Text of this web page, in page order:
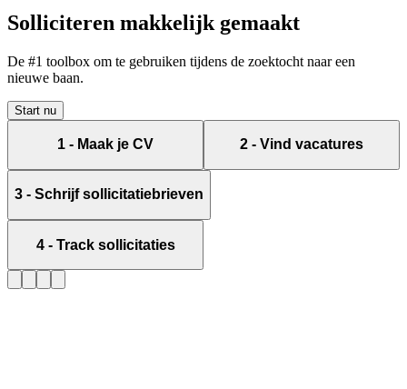
Solliciteren makkelijk gemaakt
De #1 toolbox om te gebruiken tijdens de zoektocht naar een
nieuwe baan.
Start nu
1 - Maak je CV 2 - Vind vacatures
3 - Schrijf sollicitatiebrieven
4- Track sollicitaties